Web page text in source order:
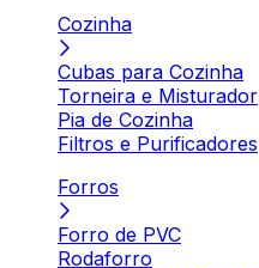
Cozinha
Cubas para Cozinha
Torneira e Misturador
Pia de Cozinha
Filtros e Purificadores
Forros
Forro de PVC
Rodaforro